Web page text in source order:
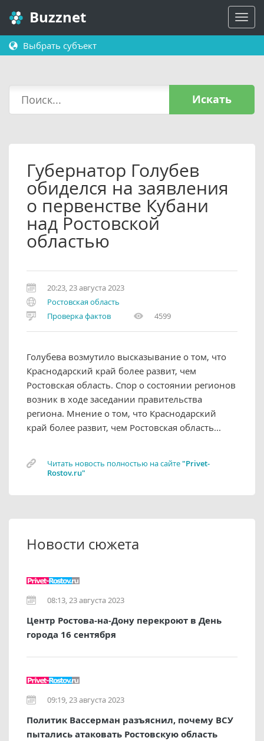
Buzznet
Выбрать субъект
Искать
Губернатор Голубев
обиделся на заявления
о первенстве Кубани
над Ростовской
областью
20:23, 23 августа 2023
Ростовская область
Проверка фактов
4599
Голубева возмутило высказывание о том, что
Краснодарский край более развит, чем
Ростовская область. Спор о состоянии регионов
возник в ходе заседании правительства
региона. Мнение о том, что Краснодарский
край более развит, чем Ростовская область...
Читать новость полностью на сайте"Privet-
Rostov.ru"
Новости сюжета
08:13, 23 августа 2023
Центр Ростова-на-Дону перекроют в День
города 16 сентября
09:19, 23 августа 2023
Политик Вассерман разъяснил, почему ВСУ
пытались атаковать Ростовскую область